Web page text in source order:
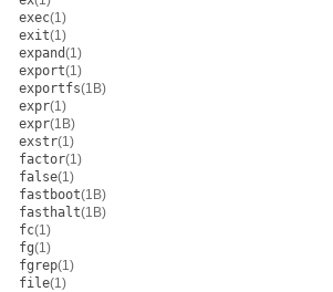
exec(1)
exit(1)
expand(1)
export(1)
exportfs(1B)
expr(1)
expr(1B)
exstr(1)
factor(1)
false(1)
fastboot(1B)
fasthalt(1B)
fc(1)
fg(1)
fgrep(1)
file(1)